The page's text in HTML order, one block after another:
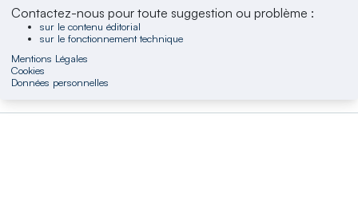
Contactez-nous pour toute suggestion ou problème :
sur le contenu éditorial
sur le fonctionnement technique
Mentions Légales
Cookies
Données personnelles